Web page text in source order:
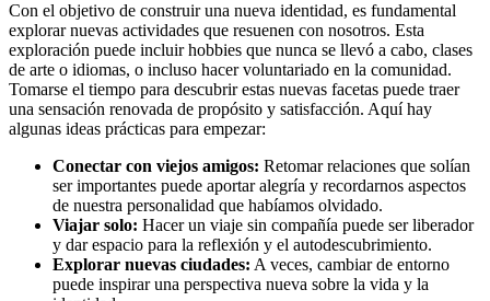
Con el objetivo de construir una nueva identidad, es fundamental
explorar nuevas actividades que resuenen con nosotros. Esta
exploración puede incluir hobbies que nunca se llevó a cabo, clases
de arte o idiomas, o incluso hacer voluntariado en la comunidad.
Tomarse el tiempo para descubrir estas nuevas facetas puede traer
una sensación renovada de propósito y satisfacción. Aquí hay
algunas ideas prácticas para empezar:
Conectar con viejos amigos: Retomar relaciones que solían
ser importantes puede aportar alegría y recordarnos aspectos
de nuestra personalidad que habíamos olvidado.
Viajar solo: Hacer un viaje sin compañía puede ser liberador
y dar espacio para la reflexión y el autodescubrimiento.
Explorar nuevas ciudades: A veces, cambiar de entorno
puede inspirar una perspectiva nueva sobre la vida y la